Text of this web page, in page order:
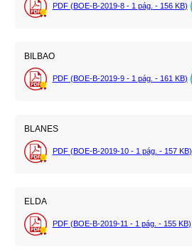
PDF (BOE-B-2019-8 - 1 pág. - 156 KB)
BILBAO
PDF (BOE-B-2019-9 - 1 pág. - 161 KB)
BLANES
PDF (BOE-B-2019-10 - 1 pág. - 157 KB)
ELDA
PDF (BOE-B-2019-11 - 1 pág. - 155 KB)